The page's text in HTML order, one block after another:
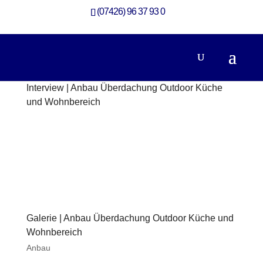
(07426) 96 37 93 0
Interview | Anbau Überdachung Outdoor Küche
und Wohnbereich
Galerie | Anbau Überdachung Outdoor Küche und
Wohnbereich
Anbau